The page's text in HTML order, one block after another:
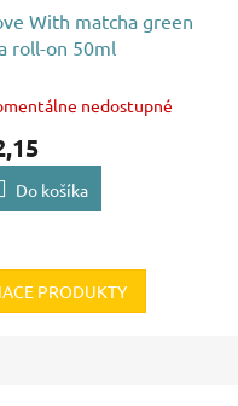
With matcha green
tea roll-on 50ml
nedostupné
Do košíka
PRODUKTY